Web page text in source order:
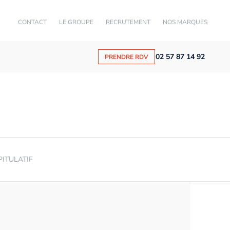
CONTACT LE GROUPE RECRUTEMENT NOS MARQUES
PRENDRE RDV 02 57 87 14 92